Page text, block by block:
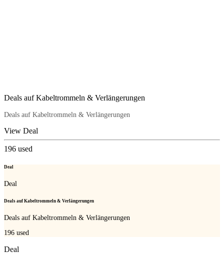
Deals auf Kabeltrommeln & Verlängerungen
Deals auf Kabeltrommeln & Verlängerungen
View Deal
196 used
Deal
Deal
Deals auf Kabeltrommeln & Verlängerungen
Deals auf Kabeltrommeln & Verlängerungen
196 used
Deal